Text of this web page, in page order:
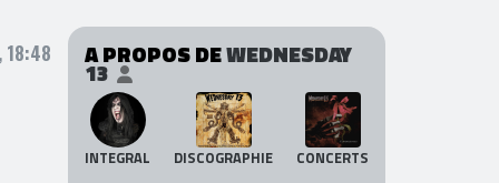
18:48 A PROPOS DEWEDNESDAY
13
INTEGRAL DISCOGRAPHIE CONCERTS